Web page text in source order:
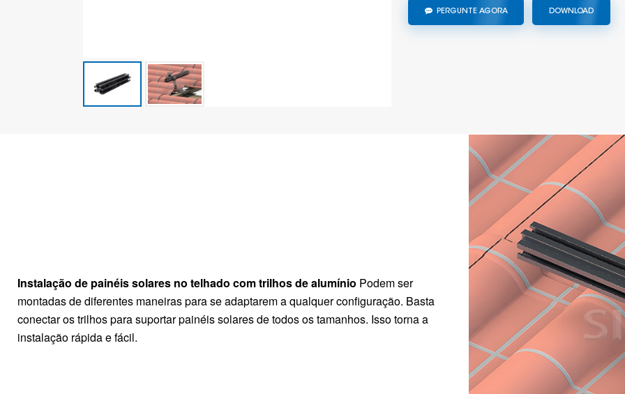
PERGUNTE AGORA DOWNLOAD
Instalação de painéis solares no telhado com trilhos de alumínio Podem ser
montadas de diferentes maneiras para se adaptarem a qualquer configuração. Basta
conectar os trilhos para suportar painéis solares de todos os tamanhos. Isso torna a
instalação rápida e fácil.